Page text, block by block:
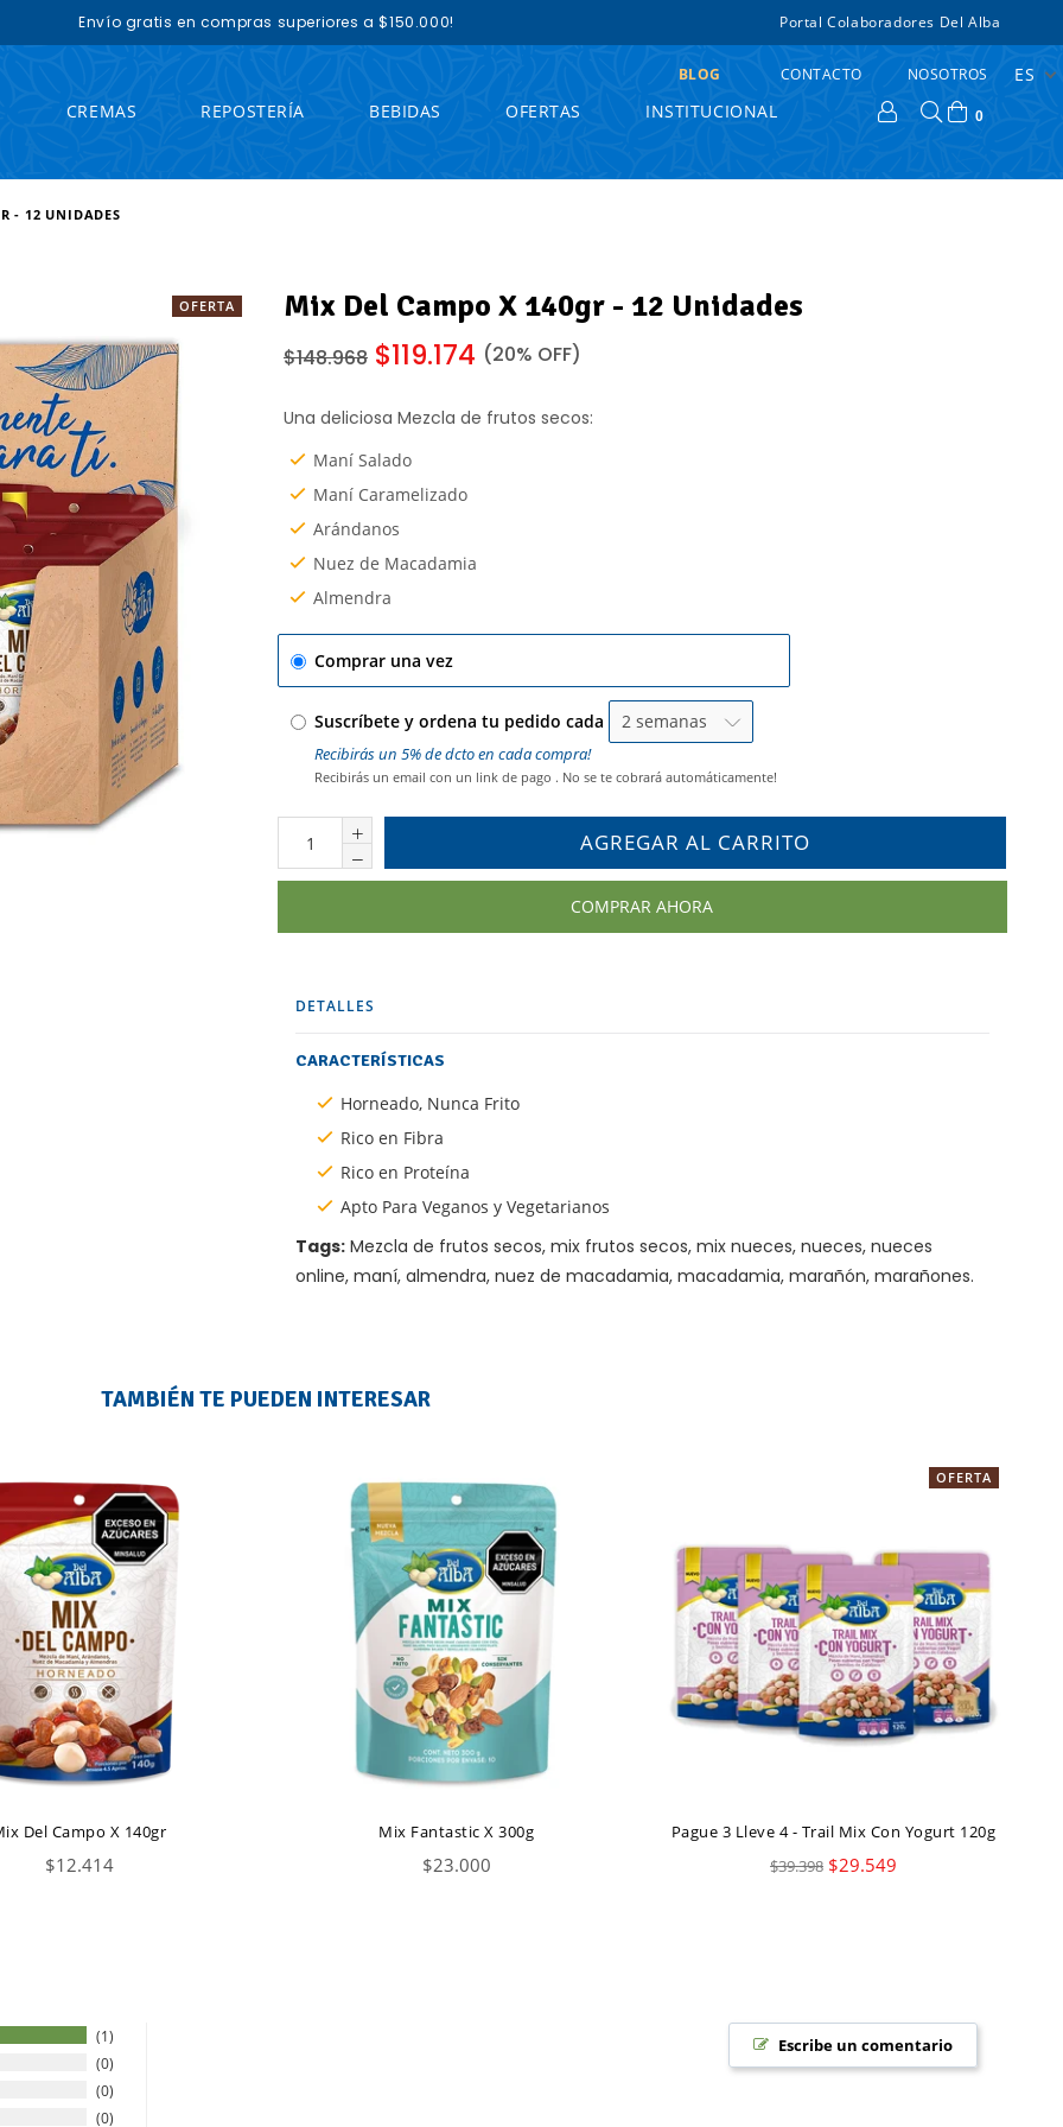
Envío gratis en compras superiores a $150.000! Portal Colaboradores Del Alba
CREMAS REPOSTERÍA BEBIDAS OFERTAS INSTITUCIONAL
BLOG CONTACTO NOSOTROS
0
ES
- 12 UNIDADES
OFERTA Mix Del Campo X 140gr - 12 Unidades
Precio
$148.968 $119.174 (20% OFF)
Una deliciosa Mezcla de frutos secos:
Maní Salado
Maní Caramelizado
Arándanos
Nuez de Macadamia
Almendra
Comprar una vez
Suscríbete y ordena tu pedido cada
Recibirás un 5% de dcto en cada compra!
Recibirás un email con un link de pago . No se te cobrará automáticamente!
AGREGAR AL CARRITO
COMPRAR AHORA
DETALLES
CARACTERÍSTICAS
Horneado, Nunca Frito
Rico en Fibra
Rico en Proteína
Apto Para Veganos y Vegetarianos
Tags: Mezcla de frutos secos, mix frutos secos, mix nueces, nueces, nueces
online, maní, almendra, nuez de macadamia, macadamia, marañón, marañones.
TAMBIÉN TE PUEDEN INTERESAR
Del Campo X 140gr
Precio
$12.414
Mix Fantastic X 300g
Precio
$23.000
OFERTA
Pague 3 Lleve 4 - Trail Mix Con Yogurt 120g
Precio
$39.398 $29.549
1
0
0
0
Escribe un comentario